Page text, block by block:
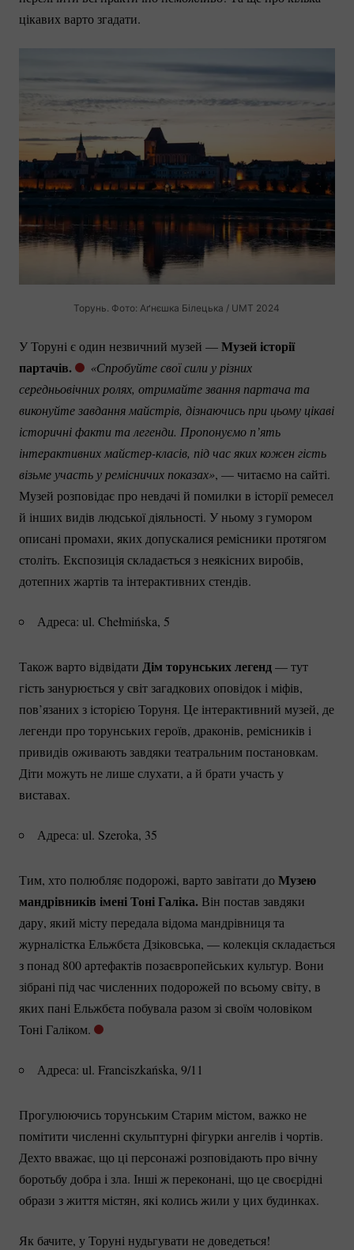
цікавих варто згадати.
Торунь. Фото: Аґнєшка Білецька / UMT 2024
У Торуні є один незвичний музей —Музей історії
партачів.
«Спробуйте свої сили у різних
середньовічних ролях, отримайте звання партача та
виконуйте завдання майстрів, дізнаючись при цьому цікаві
історичні факти та легенди. Пропонуємо п’ять
інтерактивних майстер-класів, під час яких кожен гість
візьме участь у ремісничих показах», — читаємо на сайті.
Музей розповідає про невдачі й помилки в історії ремесел
й інших видів людської діяльності. У ньому з гумором
описані промахи, яких допускалися ремісники протягом
століть. Експозиція складається з неякісних виробів,
дотепних жартів та інтерактивних стендів.
Адреса: ul. Chełmińska, 5
Також варто відвідати Дім торунських легенд— тут
гість занурюється у світ загадкових оповідок і міфів,
пов’язаних з історією Торуня. Це інтерактивний музей, де
легенди про торунських героїв, драконів, ремісників і
привидів оживають завдяки театральним постановкам.
Діти можуть не лише слухати, а й брати участь у
виставах.
Адреса: ul. Szeroka, 35
Тим, хто полюбляє подорожі, варто завітати доМузею
мандрівників імені Тоні Галіка. Він постав завдяки
дару, який місту передала відома мандрівниця та
журналістка Ельжбєта Дзіковська, — колекція складається
з понад 800 артефактів позаєвропейських культур. Вони
зібрані під час численних подорожей по всьому світу, в
яких пані Ельжбєта побувала разом зі своїм чоловіком
Тоні Галіком.
Адреса: ul. Franciszkańska, 9/11
Прогулюючись торунським Старим містом, важко не
помітити численні скульптурні фігурки ангелів і чортів.
Дехто вважає, що ці персонажі розповідають про вічну
боротьбу добра і зла. Інші ж переконані, що це своєрідні
образи з життя містян, які колись жили у цих будинках.
Як бачите, у Торуні нудьгувати не доведеться!